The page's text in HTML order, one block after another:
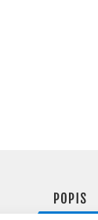
POPIS